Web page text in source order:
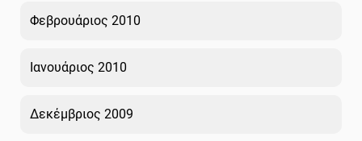
Φεβρουάριος 2010
Ιανουάριος 2010
Δεκέμβριος 2009